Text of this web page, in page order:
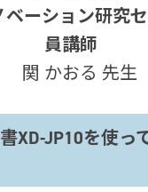
ベーション研究
員講師
関 かおる 先生
XD-JP10を使っ